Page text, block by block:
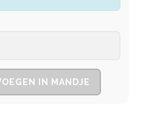
IN MANDJE